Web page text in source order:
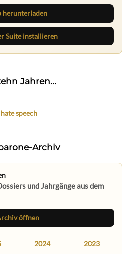
herunterladen
Suite installieren
Jahren...
speech
Archiv
und Jahrgänge aus dem
öffnen
2024 2023